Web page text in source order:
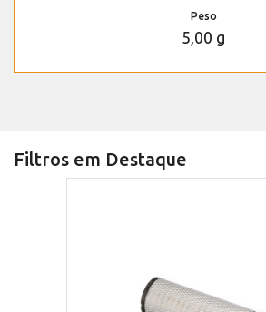
Peso
5,00 g
Filtros em Destaque